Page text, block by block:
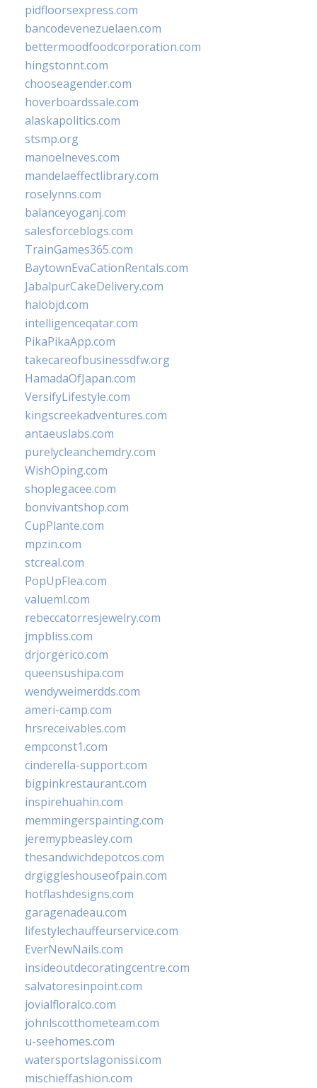
pidfloorsexpress.com
bancodevenezuelaen.com
bettermoodfoodcorporation.com
hingstonnt.com
chooseagender.com
hoverboardssale.com
alaskapolitics.com
stsmp.org
manoelneves.com
mandelaeffectlibrary.com
roselynns.com
balanceyoganj.com
salesforceblogs.com
TrainGames365.com
BaytownEvaCationRentals.com
JabalpurCakeDelivery.com
halobjd.com
intelligenceqatar.com
PikaPikaApp.com
takecareofbusinessdfw.org
HamadaOfJapan.com
VersifyLifestyle.com
kingscreekadventures.com
antaeuslabs.com
purelycleanchemdry.com
WishOping.com
shoplegacee.com
bonvivantshop.com
CupPlante.com
mpzin.com
stcreal.com
PopUpFlea.com
valueml.com
rebeccatorresjewelry.com
jmpbliss.com
drjorgerico.com
queensushipa.com
wendyweimerdds.com
ameri-camp.com
hrsreceivables.com
empconst1.com
cinderella-support.com
bigpinkrestaurant.com
inspirehuahin.com
memmingerspainting.com
jeremypbeasley.com
thesandwichdepotcos.com
drgiggleshouseofpain.com
hotflashdesigns.com
garagenadeau.com
lifestylechauffeurservice.com
EverNewNails.com
insideoutdecoratingcentre.com
salvatoresinpoint.com
jovialfloralco.com
johnlscotthometeam.com
u-seehomes.com
watersportslagonissi.com
mischieffashion.com